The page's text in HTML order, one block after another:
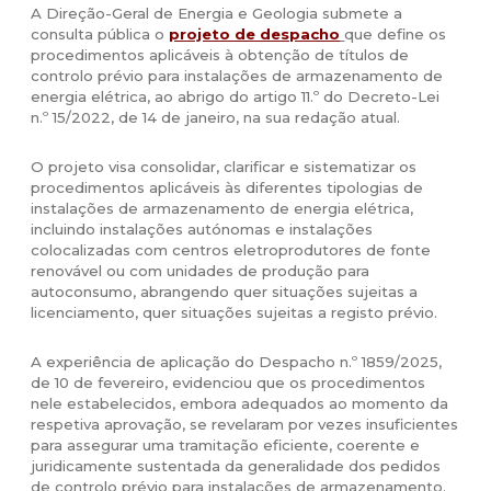
A Direção-Geral de Energia e Geologia submete a
consulta pública o projeto de despacho que define os
procedimentos aplicáveis à obtenção de títulos de
controlo prévio para instalações de armazenamento de
energia elétrica, ao abrigo do artigo 11.º do Decreto-Lei
n.º 15/2022, de 14 de janeiro, na sua redação atual.
O projeto visa consolidar, clarificar e sistematizar os
procedimentos aplicáveis às diferentes tipologias de
instalações de armazenamento de energia elétrica,
incluindo instalações autónomas e instalações
colocalizadas com centros eletroprodutores de fonte
renovável ou com unidades de produção para
autoconsumo, abrangendo quer situações sujeitas a
licenciamento, quer situações sujeitas a registo prévio.
A experiência de aplicação do Despacho n.º 1859/2025,
de 10 de fevereiro, evidenciou que os procedimentos
nele estabelecidos, embora adequados ao momento da
respetiva aprovação, se revelaram por vezes insuficientes
para assegurar uma tramitação eficiente, coerente e
juridicamente sustentada da generalidade dos pedidos
de controlo prévio para instalações de armazenamento.